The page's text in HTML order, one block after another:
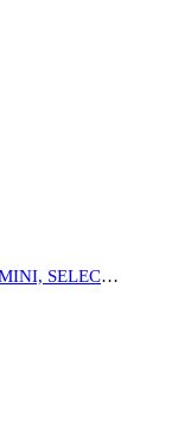
Elevador de laboratorio “LAB-STEEL” MINI, SELECTA